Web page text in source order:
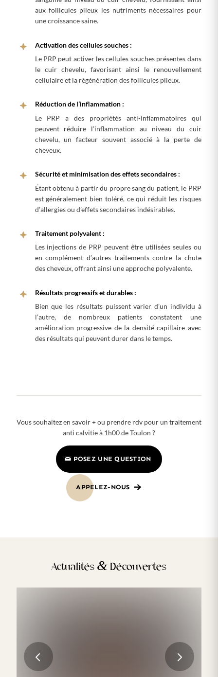
aux follicules pileux les nutriments nécessaires pour
une croissance saine.
Activation des cellules souches :
Le PRP peut activer les cellules souches présentes dans
le cuir chevelu, favorisant ainsi le renouvellement
cellulaire et la régénération des follicules pileux.
Réduction de l’inflammation :
Le PRP a des propriétés anti-inflammatoires qui
peuvent réduire l’inflammation au niveau du cuir
chevelu, un facteur souvent associé à la perte de
cheveux.
Sécurité et minimisation des effets secondaires :
Étant obtenu à partir du propre sang du patient, le PRP
est généralement bien toléré, ce qui réduit les risques
d’allergies ou d’effets secondaires indésirables.
Traitement polyvalent :
Les injections de PRP peuvent être utilisées seules ou
en complément d’autres traitements contre la chute
des cheveux, offrant ainsi une approche polyvalente.
Résultats progressifs et durables :
Bien que les résultats puissent varier d’un individu à
l’autre, de nombreux patients constatent une
amélioration progressive de la densité capillaire avec
des résultats qui peuvent durer dans le temps.
Vous souhaitez en savoir + ou prendre rdv pour un traitement
anti calvitie à 1h00 de Toulon ?
POSEZ UNE QUESTION
APPELEZ-NOUS
Actualités & Découvertes